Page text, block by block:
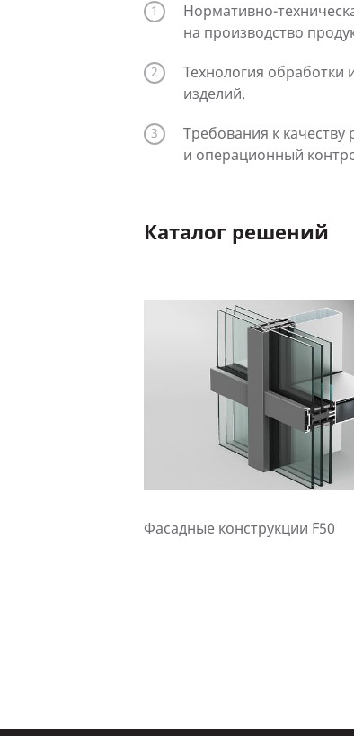
Нормативно-
на производство
Технология обработки
изделий.
Требования к качеству
и операционный
Каталог решений
Фасадные конструкции F50